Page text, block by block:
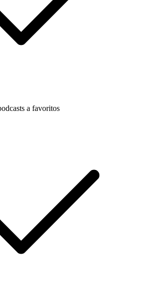
a favoritos